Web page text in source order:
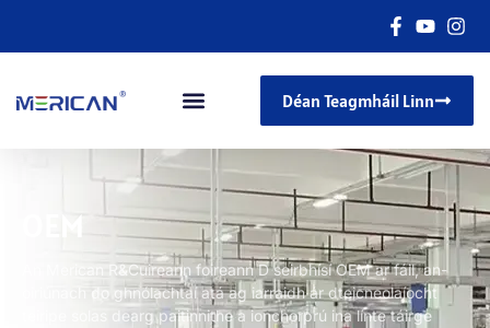
Déan Teagmháil Linn
OEM
An Merican R&Cuireann foireann D seirbhísí OEM ar fáil, an-
oiriúnach do ghnólachtaí atá ag iarraidh ár dteicneolaíocht
teiripe solas dearg paitinnithe a ionchorprú ina línte táirge